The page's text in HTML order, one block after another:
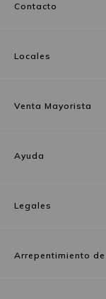
Contacto
Locales
Venta Mayorista
Ayuda
Legales
Arrepentimiento